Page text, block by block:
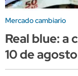
Mercado cambiario
Real blue: a
10 de agosto